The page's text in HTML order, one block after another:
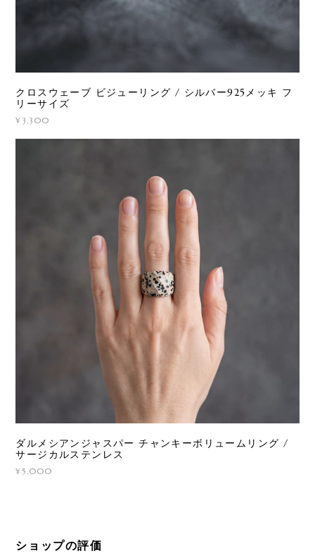
クロスウェーブ ビジューリング / シルバー925メッキ フ
リーサイズ
¥3,300
ダルメシアンジャスパー チャンキーボリュームリング /
サージカルステンレス
¥5,000
ショップの評価